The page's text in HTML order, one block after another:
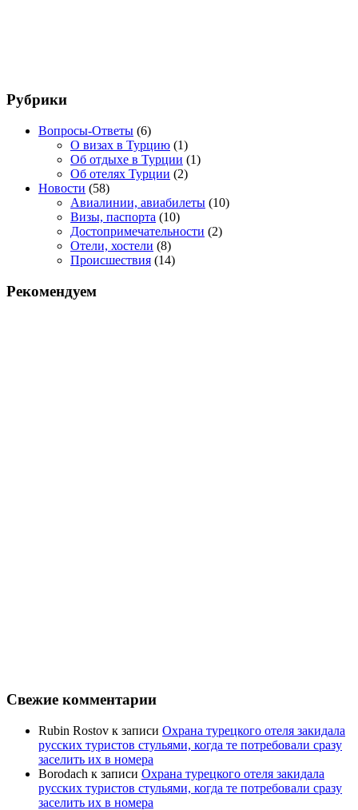
Рубрики
Вопросы-Ответы (6)
О визах в Турцию (1)
Об отдыхе в Турции (1)
Об отелях Турции (2)
Новости (58)
Авиалинии, авиабилеты (10)
Визы, паспорта (10)
Достопримечательности (2)
Отели, хостели (8)
Происшествия (14)
Рекомендуем
Свежие комментарии
Rubin Rostov к записи Охрана турецкого отеля закидала
русских туристов стульями, когда те потребовали сразу
заселить их в номера
Borodach к записи Охрана турецкого отеля закидала
русских туристов стульями, когда те потребовали сразу
заселить их в номера